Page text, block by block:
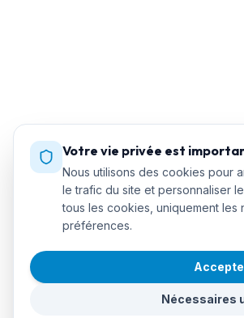
Votre vie privée est
Nous utilisons des cookies pour
le trafic du site et personnaliser
tous les cookies, uniquement
préférences.
Nécessaires